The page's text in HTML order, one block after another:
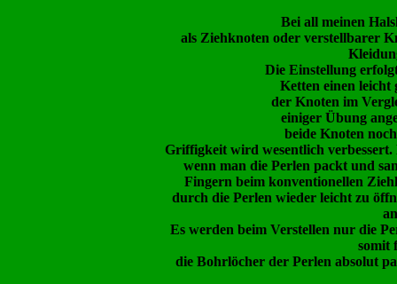
Bei all meinen
als Ziehknoten oder verstellbarer
Die Einstellung
Ketten einen leicht
der Knoten im
einiger Übung
beide Knoten
Griffigkeit wird wesentlich verbessert.
wenn man die Perlen packt und
Fingern beim konventionellen
durch die Perlen wieder leicht zu
Es werden beim Verstellen nur die
somit
die Bohrlöcher der Perlen absolut